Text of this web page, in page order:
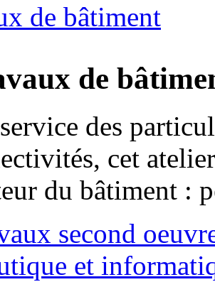
de bâtiment
de
des
cet
du bâtiment :
second
et